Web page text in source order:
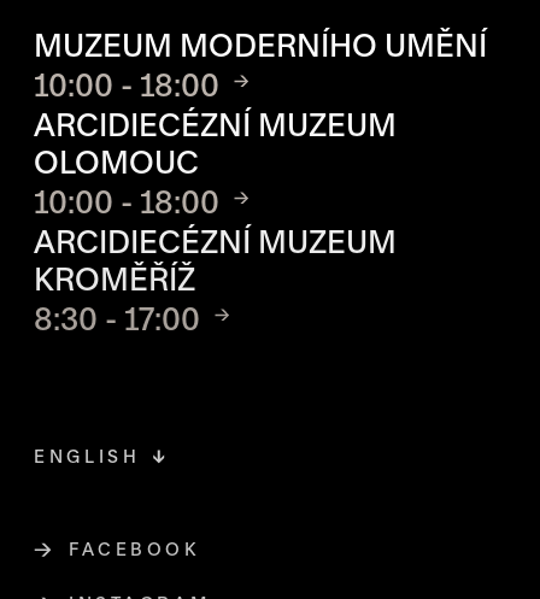
MUZEUM MODERNÍHO UMĚNÍ
10:00 - 18:00
ARCIDIECÉZNÍ MUZEUM
OLOMOUC
10:00 - 18:00
ARCIDIECÉZNÍ MUZEUM
KROMĚŘÍŽ
8:30 - 17:00
FACEBOOKODKAZ SE OTEVŘE NA NOVÉ
ENGLISH